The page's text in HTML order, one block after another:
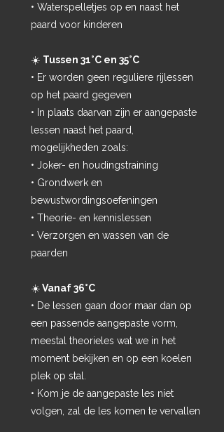
• Waterspelletjes op en naast het
paard voor kinderen
☀️ Tussen 31°C en 35°C
• Er worden geen reguliere rijlessen
op het paard gegeven
• In plaats daarvan zijn er aangepaste
lessen naast het paard,
mogelijkheden zoals:
• Joker- en houdingstraining
• Grondwerk en
bewustwordingsoefeningen
• Theorie- en kennislessen
• Verzorgen en wassen van de
paarden
☀️Vanaf 36°C
• De lessen gaan door maar dan op
een passende aangepaste vorm,
meestal theorieles wat we in het
moment bekijken en op een koelen
plek op stal.
• Kom je de aangepaste les niet
volgen, zal de les komen te vervallen